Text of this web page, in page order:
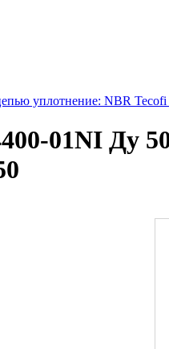
уплотнение: NBR
01NI Ду